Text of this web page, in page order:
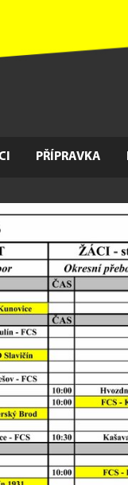
PŘÍPRAVKA